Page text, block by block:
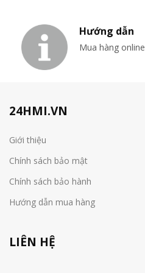
Hướng dẫn
Mua hàng online
24HMI.VN
Giới thiệu
Chính sách bảo mật
Chính sách bảo hành
Hướng dẫn mua hàng
LIÊN HỆ